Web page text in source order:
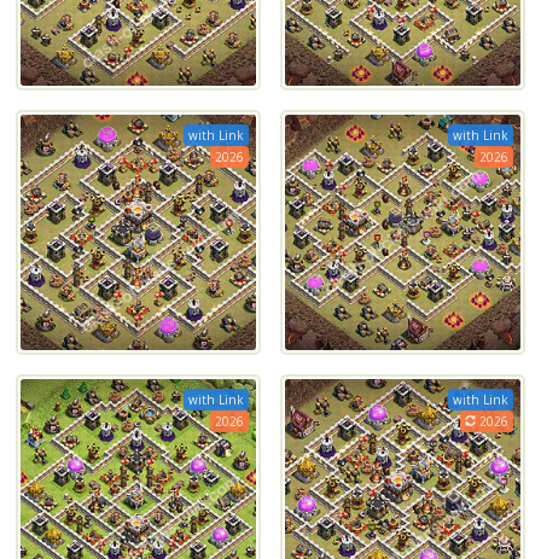
with Link
2026
with Link
2026
with Link
2026
with Link
2026